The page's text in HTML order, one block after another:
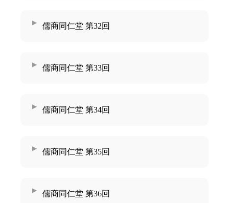
儒商同仁堂 第32回
儒商同仁堂 第33回
儒商同仁堂 第34回
儒商同仁堂 第35回
儒商同仁堂 第36回